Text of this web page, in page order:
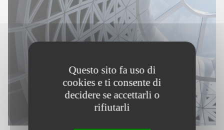
Questo sito fa uso di
cookies e ti consente di
decidere se accettarli o
rifiutarli